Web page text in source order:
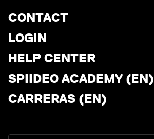
CONTACT
LOGIN
HELP CENTER
SPIIDEO ACADEMY (EN)
CARRERAS (EN)